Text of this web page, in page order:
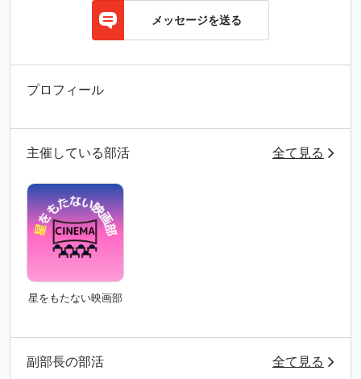
メッセージを送る
プロフィール
主催している部活 全て見る
星をもたない映画部
副部長の部活 全て見る